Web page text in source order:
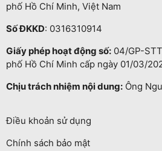
phố Hồ Chí Minh, Việt Nam
Số ĐKKD: 0316310914
Giấy phép hoạt động số: 04/GP-
phố Hồ Chí Minh cấp ngày 01/03/
Chịu trách nhiệm nội dung: Ông
Điều khoản sử dụng
Chính sách bảo mật